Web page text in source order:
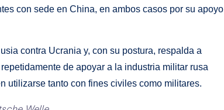
con sede en China, en ambos casos por su apoyo
contra Ucrania y, con su postura, respalda a
de apoyar a la industria militar rusa
utilizarse tanto con fines civiles como militares.